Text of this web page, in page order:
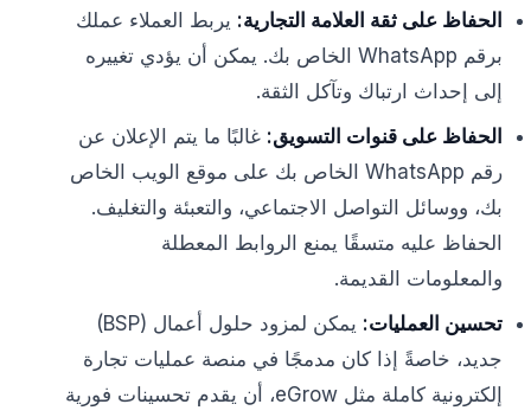
الحفاظ على ثقة العلامة التجارية: يربط العملاء عملك
برقم WhatsApp الخاص بك. يمكن أن يؤدي تغييره
إلى إحداث ارتباك وتآكل الثقة.
الحفاظ على قنوات التسويق: غالبًا ما يتم الإعلان عن
رقم WhatsApp الخاص بك على موقع الويب الخاص
بك، ووسائل التواصل الاجتماعي، والتعبئة والتغليف.
الحفاظ عليه متسقًا يمنع الروابط المعطلة
والمعلومات القديمة.
تحسين العمليات:
يمكن لمزود حلول أعمال (BSP)
جديد، خاصةً إذا كان مدمجًا في منصة عمليات تجارة
إلكترونية كاملة مثل eGrow، أن يقدم تحسينات فورية